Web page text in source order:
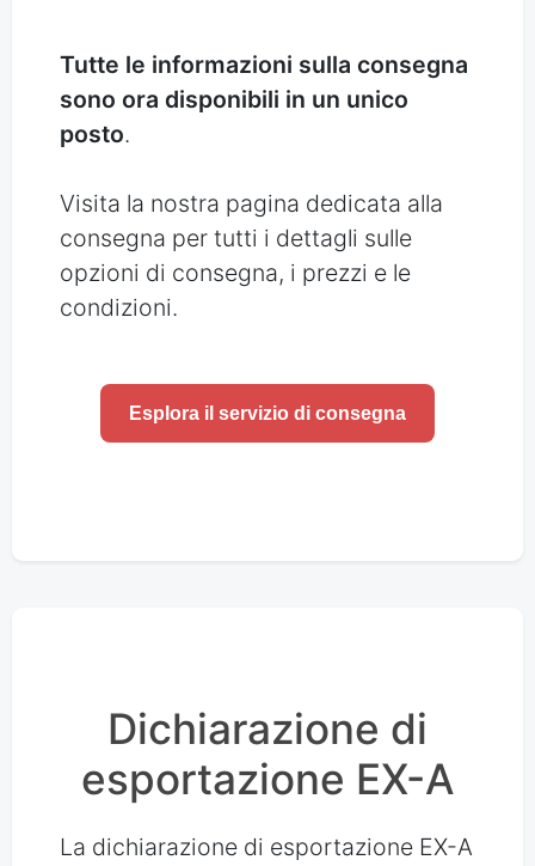
Tutte le informazioni sulla consegna
sono ora disponibili in un unico
posto.
Visita la nostra pagina dedicata alla
consegna per tutti i dettagli sulle
opzioni di consegna, i prezzi e le
condizioni.
Esplora il servizio di consegna
Dichiarazione di
esportazione EX-A
La dichiarazione di esportazione EX-A